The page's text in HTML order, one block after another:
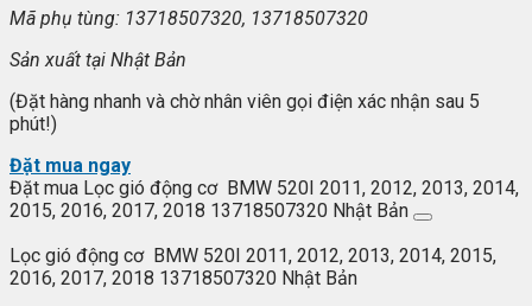
Mã phụ tùng: 13718507320, 13718507320
Sản xuất tại Nhật Bản
(Đặt hàng nhanh và chờ nhân viên gọi điện xác nhận sau 5
phút!)
Đặt mua ngay
Đặt mua Lọc gió động cơ BMW 520I 2011, 2012, 2013, 2014,
2015, 2016, 2017, 2018 13718507320 Nhật Bản
Lọc gió động cơ BMW 520I 2011, 2012, 2013, 2014, 2015,
2016, 2017, 2018 13718507320 Nhật Bản